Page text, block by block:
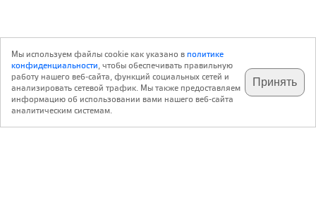
подпишитесь на наш
телеграм @archi_ru
✕
с 20 июля 1999 г.
Мы используем файлы cookie как указано вполитике
конфиденциальности, чтобы обеспечивать правильную
работу нашего веб-сайта, функций социальных сетей и
анализировать сетевой трафик. Мы также предоставляем
информацию об использовании вами нашего веб-сайта
аналитическим системам.
Принять